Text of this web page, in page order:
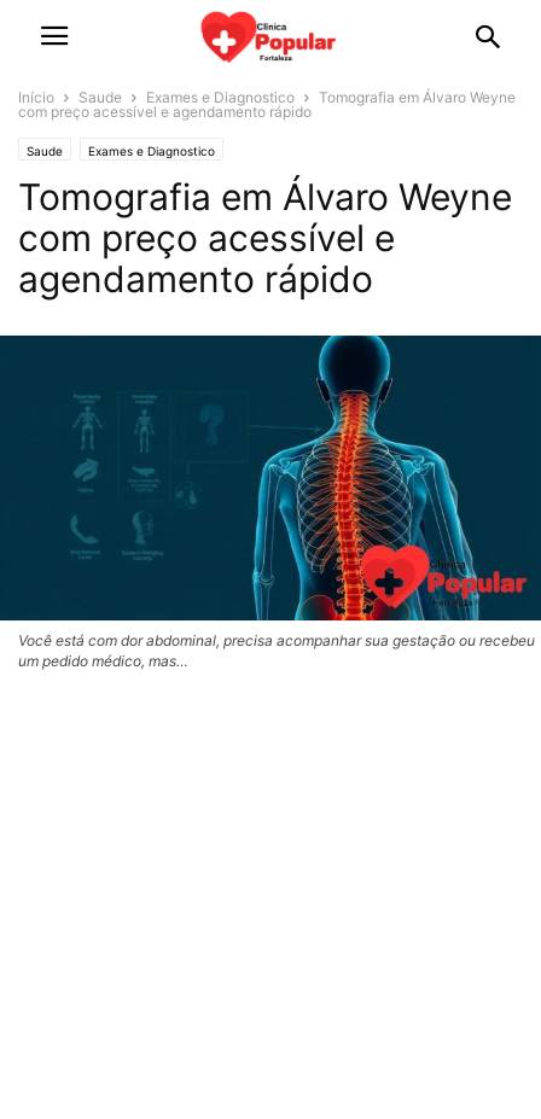
Início Saude Exames e Diagnostico
Tomografia em Álvaro Weyne
com preço acessível e agendamento rápido
Saude Exames e Diagnostico
Tomografia em Álvaro Weyne
com preço acessível e
agendamento rápido
Você está com dor abdominal, precisa acompanhar sua gestação ou recebeu
um pedido médico, mas…